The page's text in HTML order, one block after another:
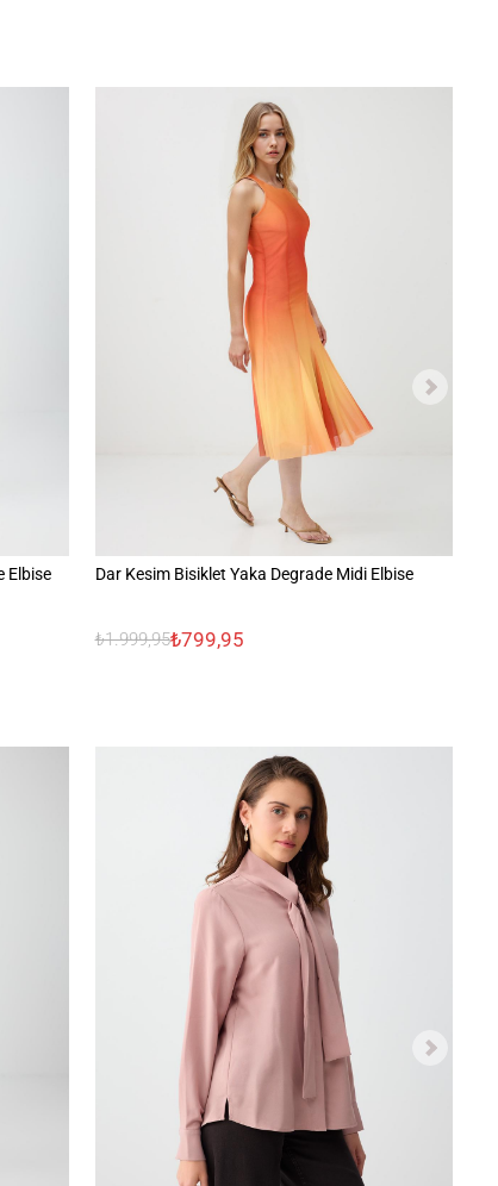
Elbise Dar Kesim Bisiklet Yaka Degrade Midi Elbise
₺1.999,95₺799,95